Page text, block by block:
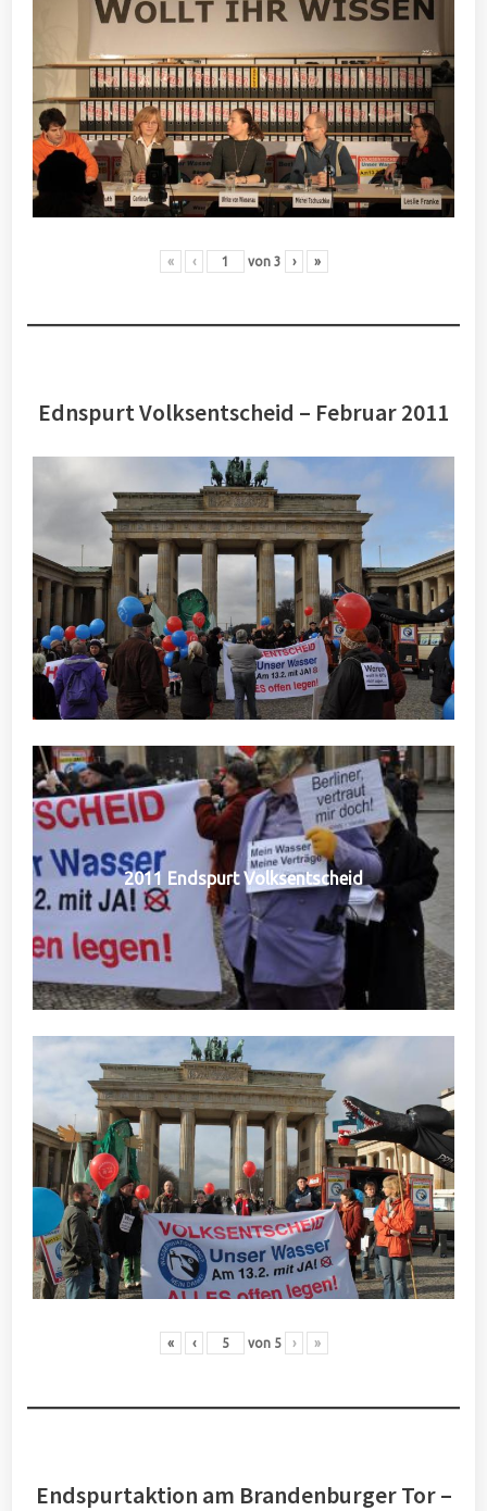
« ‹ von 3 › »
Ednspurt Volksentscheid – Februar 2011
2011 Endspurt Volksentscheid
« ‹ von 5 › »
Endspurtaktion am Brandenburger Tor –